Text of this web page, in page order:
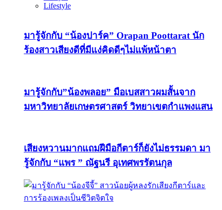
Lifestyle
มารู้จักกับ “น้องปาร์ค” Orapan Poottarat นัก
ร้องสาวเสียงดีที่มีแง่คิดดีๆไม่แพ้หน้าตา
มารู้จักกับ”น้องพลอย” มือเบสสาวผมสั้นจาก
มหาวิทยาลัยเกษตรศาสตร์ วิทยาเขตกำแพงแสน
เสียงหวานมากแถมฝีมือกีตาร์ก็ยังไม่ธรรมดา มา
รู้จักกับ “แพร ” ณัฐนรี อุเทศพรรัตนกุล